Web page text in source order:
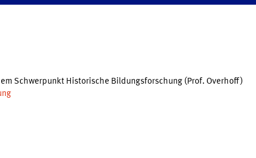
Schwerpunkt Historische Bildungsforschung (Prof. Overhoff)